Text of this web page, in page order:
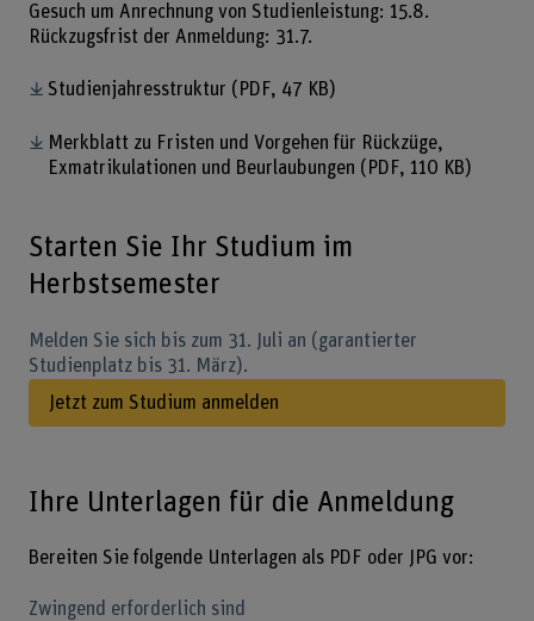
Gesuch um Anrechnung von Studienleistung: 15.8.
Rückzugsfrist der Anmeldung: 31.7.
Studienjahresstruktur (PDF, 47 KB)
Merkblatt zu Fristen und Vorgehen für Rückzüge,
Exmatrikulationen und Beurlaubungen (PDF, 110 KB)
Starten Sie Ihr Studium im
Herbstsemester
Melden Sie sich bis zum 31. Juli an (garantierter
Studienplatz bis 31. März).
Jetzt zum Studium anmelden
Ihre Unterlagen für die Anmeldung
Bereiten Sie folgende Unterlagen als PDF oder JPG vor:
Zwingend erforderlich sind